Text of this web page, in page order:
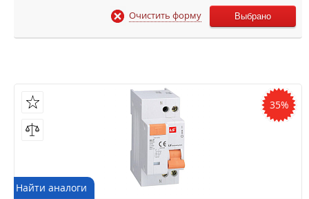
Очистить форму Выбрано
35%
Найти аналоги